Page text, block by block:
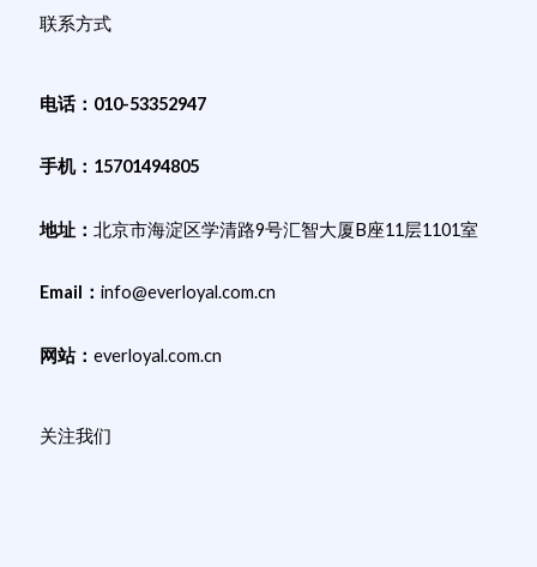
联系方式
电话：010-53352947
手机：15701494805
地址：北京市海淀区学清路9号汇智大厦B座11层1101室
Email：info@everloyal.com.cn
网站：everloyal.com.cn
关注我们